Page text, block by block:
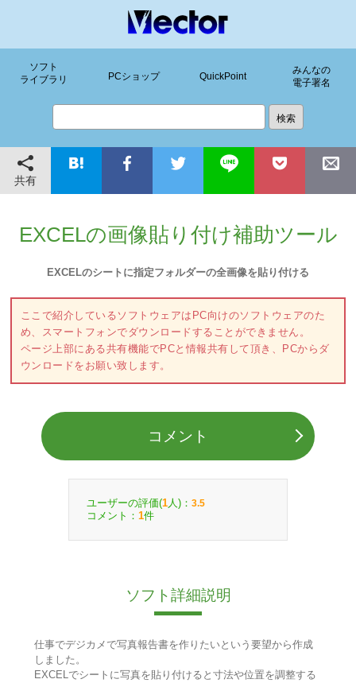
ソフト
ライブラリ
PCショップ QuickPoint
みんなの
電子署名
共有
EXCELの画像貼り付け補助ツール
EXCELのシートに指定フォルダーの全画像を貼り付ける
ここで紹介しているソフトウェアはPC向けのソフトウェアのた
め、スマートフォンでダウンロードすることができません。
ページ上部にある共有機能でPCと情報共有して頂き、PCからダ
ウンロードをお願い致します。
コメント
ユーザーの評価(1 人)： 3.5
コメント： 1件
ソフト詳細説明
仕事でデジカメで写真報告書を作りたいという要望から作成
しました。
EXCELでシートに写真を貼り付けると寸法や位置を調整する